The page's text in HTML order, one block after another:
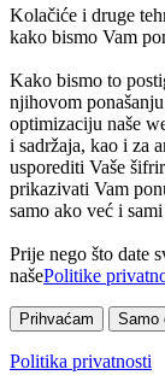
Kolačiće i druge
kako bismo Vam
Kako bismo to
njihovom
optimizaciju naše
i sadržaja, kao i za
usporediti Vaše
prikazivati Vam
samo ako već i
Prije nego što date
našePolitike
Prihvaćam Samo
Politika privatnosti